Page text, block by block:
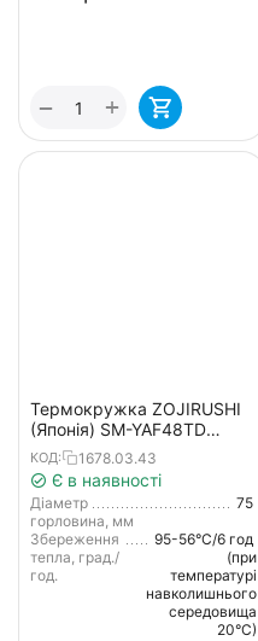
+
−
Термокружка ZOJIRUSHI
(Японія) SM-YAF48TD
0.48л чорний
КОД: 1678.03.43
Є в наявності
Діаметр
горловина, мм
75
Збереження
тепла, град./
год.
95-56°С/6 год
(при
температурі
навколишнього
середовища
20°С)